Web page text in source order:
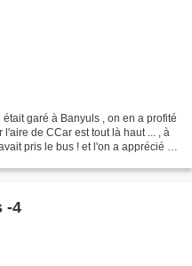
garé à Banyuls , on en a profité
de CCar est tout là haut ... , à
pris le bus ! et l'on a apprécié !
-4